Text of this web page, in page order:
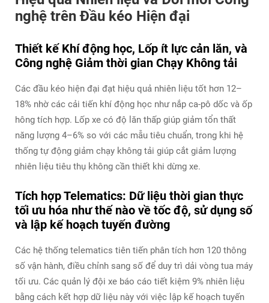
nghệ trên Đầu kéo Hiện đại
Thiết kế Khí động học, Lốp ít lực cản lăn, và
Công nghệ Giảm thời gian Chạy Không tải
Các đầu kéo hiện đại đạt hiệu quả nhiên liệu tốt hơn 12–
18% nhờ các cải tiến khí động học như nắp ca-pô dốc và ốp
hông tích hợp. Lốp xe có độ lăn thấp giúp giảm tổn thất
năng lượng 4–6% so với các mẫu tiêu chuẩn, trong khi hệ
thống tự động giảm chạy không tải giúp cắt giảm lượng
nhiên liệu tiêu thụ không cần thiết khi dừng xe.
Tích hợp Telematics: Dữ liệu thời gian thực
tối ưu hóa như thế nào về tốc độ, sử dụng số
và lập kế hoạch tuyến đường
Các hệ thống telematics tiên tiến phân tích hơn 120 thông
số vận hành, điều chỉnh sang số để duy trì dải vòng tua máy
tối ưu. Các quản lý đội xe báo cáo tiết kiệm 9% nhiên liệu
bằng cách kết hợp dữ liệu này với việc lập kế hoạch tuyến